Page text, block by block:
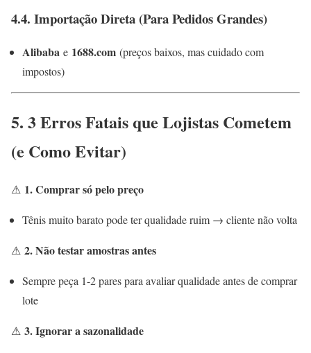
4.4. Importação Direta (Para Pedidos Grandes)
Alibaba e 1688.com (preços baixos, mas cuidado com
impostos)
5. 3 Erros Fatais que Lojistas Cometem
(e Como Evitar)
⚠ 1. Comprar só pelo preço
Tênis muito barato pode ter qualidade ruim → cliente não volta
⚠ 2. Não testar amostras antes
Sempre peça 1-2 pares para avaliar qualidade antes de comprar
lote
⚠ 3. Ignorar a sazonalidade